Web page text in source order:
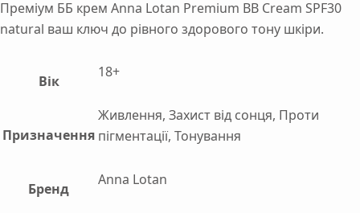
Преміум ББ крем Anna Lotan Premium BB Cream SPF30
natural ваш ключ до рівного здорового тону шкіри.
Вік
18+
Призначення
Живлення, Захист від сонця, Проти
пігментації, Тонування
Бренд
Anna Lotan